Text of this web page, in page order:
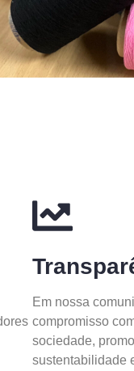
Em nossa
compromisso
sociedade,
sustentabilidade